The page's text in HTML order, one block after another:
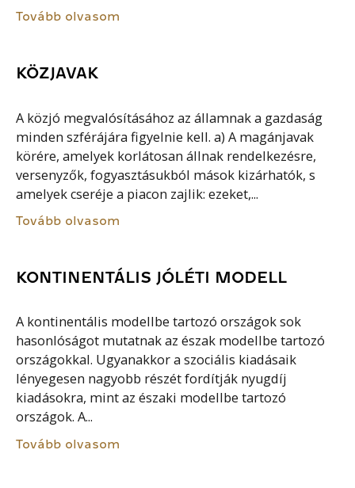
Tovább olvasom
KÖZJAVAK
A közjó megvalósításához az államnak a gazdaság
minden szférájára figyelnie kell. a) A magánjavak
körére, amelyek korlátosan állnak rendelkezésre,
versenyzők, fogyasztásukból mások kizárhatók, s
amelyek cseréje a piacon zajlik: ezeket,...
Tovább olvasom
KONTINENTÁLIS JÓLÉTI MODELL
A kontinentális modellbe tartozó országok sok
hasonlóságot mutatnak az észak modellbe tartozó
országokkal. Ugyanakkor a szociális kiadásaik
lényegesen nagyobb részét fordítják nyugdíj
kiadásokra, mint az északi modellbe tartozó
országok. A...
Tovább olvasom